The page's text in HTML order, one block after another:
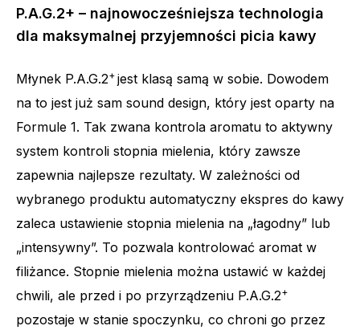
P.A.G.2+ – najnowocześniejsza technologia
dla maksymalnej przyjemności picia kawy
Młynek P.A.G.2+ jest klasą samą w sobie. Dowodem
na to jest już sam sound design, który jest oparty na
Formule 1. Tak zwana kontrola aromatu to aktywny
system kontroli stopnia mielenia, który zawsze
zapewnia najlepsze rezultaty. W zależności od
wybranego produktu automatyczny ekspres do kawy
zaleca ustawienie stopnia mielenia na „łagodny” lub
„intensywny”. To pozwala kontrolować aromat w
filiżance. Stopnie mielenia można ustawić w każdej
chwili, ale przed i po przyrządzeniu P.A.G.2+
pozostaje w stanie spoczynku, co chroni go przez